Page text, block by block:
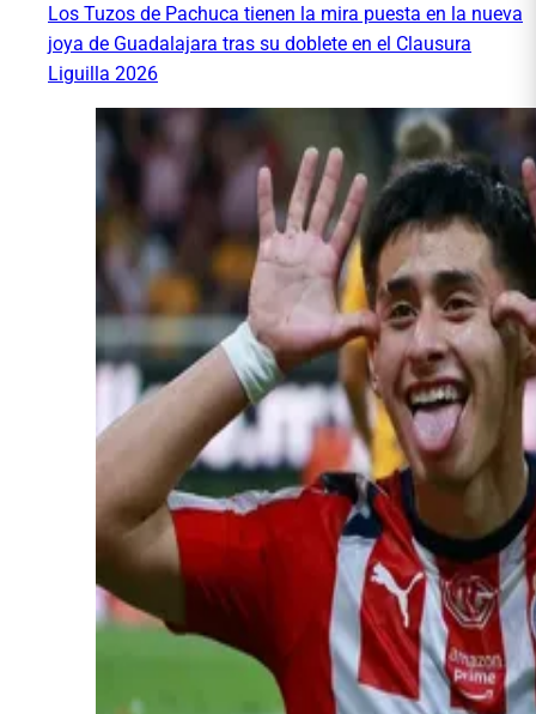
Los Tuzos de Pachuca tienen la mira puesta en la nueva
joya de Guadalajara tras su doblete en el Clausura
Liguilla 2026